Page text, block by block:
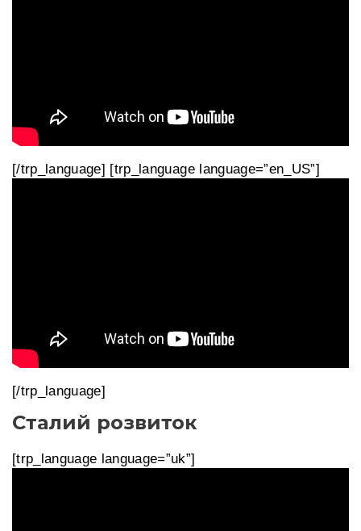
[/trp_language] [trp_language language=”en_US”]
[/trp_language]
Сталий розвиток
[trp_language language=”uk”]